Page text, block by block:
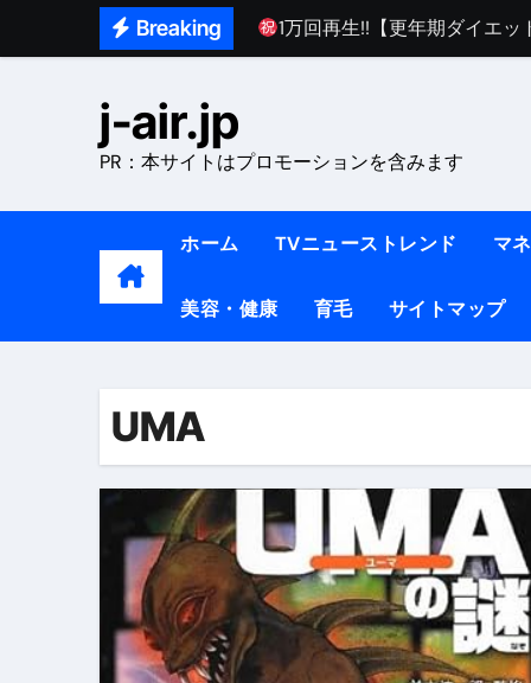
Breaking
1万回再生!!【更年期ダイエ
【医者が解説】食べたら痩せる
【医者が解説】このふくらは
【美容】ダイエットに対する私
山梨県震度6弱と富士山噴火の
青森県震度6とベネゼエラM7級
Cookie同意管理ツール「
金融ブラックでも毎日「ビット
j-air.jp
PR：本サイトはプロモーションを含みます
ホーム TVニューストレンド マ
美容・健康 育毛 サイトマップ
UMA